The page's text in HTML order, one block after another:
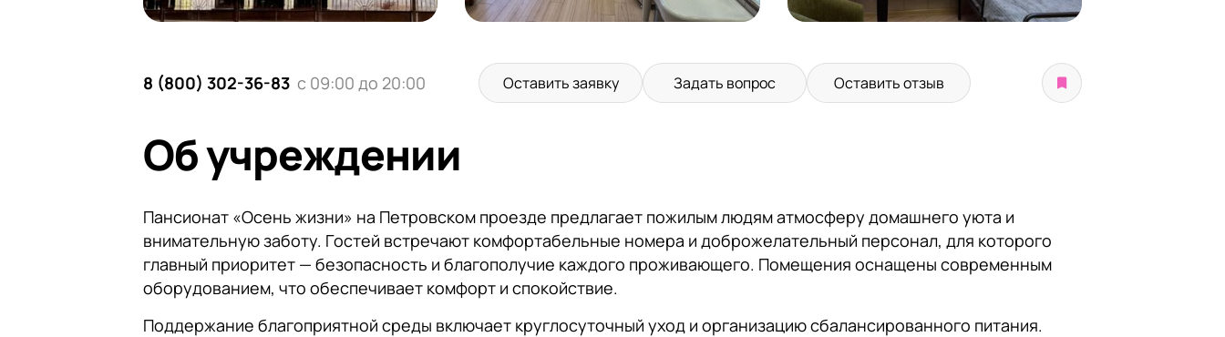
8 (800) 302-36-83 с 09:00 до 20:00 Оставить заявку Задать вопрос Оставить отзыв
Об учреждении
Пансионат «Осень жизни» на Петровском проезде предлагает пожилым людям атмосферу домашнего уюта и
внимательную заботу. Гостей встречают комфортабельные номера и доброжелательный персонал, для которого
главный приоритет — безопасность и благополучие каждого проживающего. Помещения оснащены современным
оборудованием, что обеспечивает комфорт и спокойствие.
Поддержание благоприятной среды включает круглосуточный уход и организацию сбалансированного питания.